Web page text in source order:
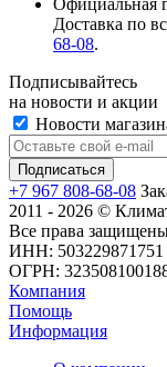
Официальная
Доставка по
68-08.
Подписывайтесь
на новости и акции
Новости
+7 967 808-68-08
2011 - 2026 ©
Все права
ИНН: 503229871751
ОГРН:
Компания
Помощь
Информация